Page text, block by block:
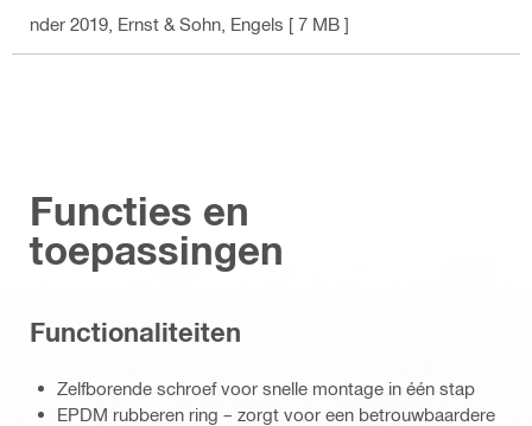
nder 2019, Ernst & Sohn , Engels [ 7 MB ]
Functies en
toepassingen
Functionaliteiten
Zelfborende schroef voor snelle montage in één stap
EPDM rubberen ring – zorgt voor een betrouwbaardere